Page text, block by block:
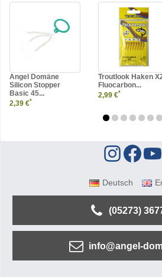
Angel Domäne
Silicon Stopper
Basic 45...
2,39 €*
Troutlook Haken
Fluocarbon...
2,99 €*
Deutsch
(05273)
info@angel-